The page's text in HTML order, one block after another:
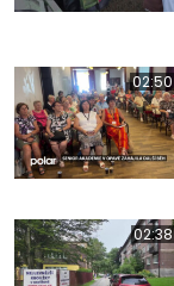
02:50
02:38